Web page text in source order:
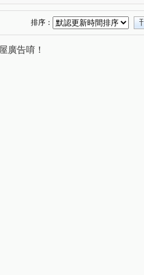
坑子口(1) 安宅一街(1) 興安街
(1) 安宅三街(1) 光復東路 (2)
排序：
廣告唷！